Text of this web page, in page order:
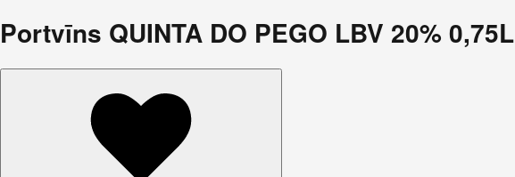
Portvīns QUINTA DO PEGO LBV 20% 0,75L